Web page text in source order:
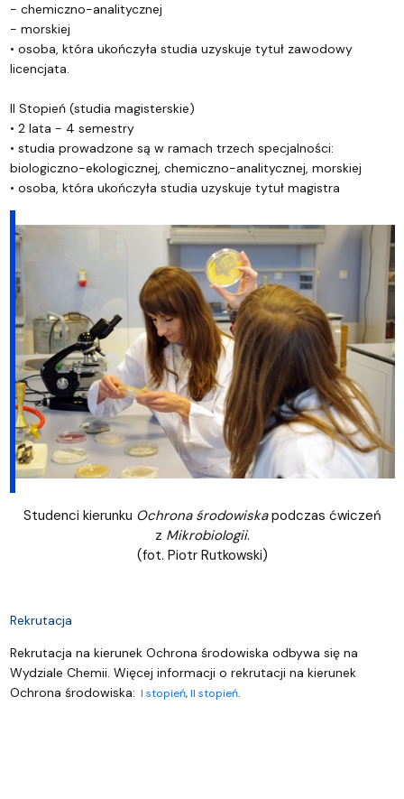
- chemiczno-analitycznej
- morskiej
• osoba, która ukończyła studia uzyskuje tytuł zawodowy
licencjata.
II Stopień (studia magisterskie)
• 2 lata - 4 semestry
• studia prowadzone są w ramach trzech specjalności:
biologiczno-ekologicznej, chemiczno-analitycznej, morskiej
• osoba, która ukończyła studia uzyskuje tytuł magistra
Studenci kierunku Ochrona środowiskapodczas ćwiczeń
z Mikrobiologii.
(fot. Piotr Rutkowski)
Rekrutacja
Rekrutacja na kierunek Ochrona środowiska odbywa się na
Wydziale Chemii. Więcej informacji o rekrutacji na kierunek
Ochrona środowiska: I stopień,II stopień.